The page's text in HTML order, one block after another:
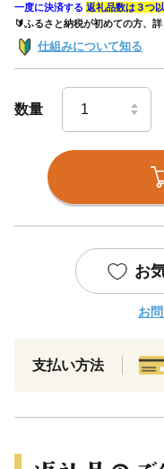
一度に決済する 返礼品数は３つ
🔰ふるさと納税が初めての方、
仕組みについて知る
数量
お
お
支払い方法